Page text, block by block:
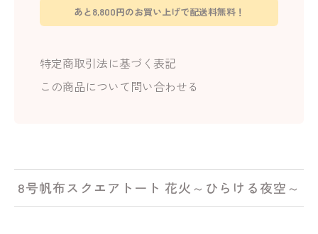
あと8,800円のお買い上げで配送料無料！
特定商取引法に基づく表記
この商品について問い合わせる
8号帆布スクエアトート 花火～ひらける夜空～